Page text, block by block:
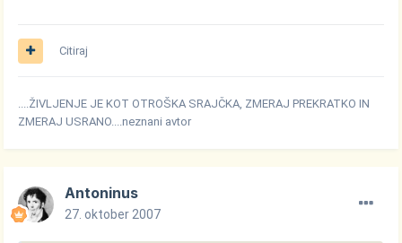
Citiraj
....ŽIVLJENJE JE KOT OTROŠKA SRAJČKA, ZMERAJ PREKRATKO IN
ZMERAJ USRANO....neznani avtor
Antoninus
27. oktober 2007